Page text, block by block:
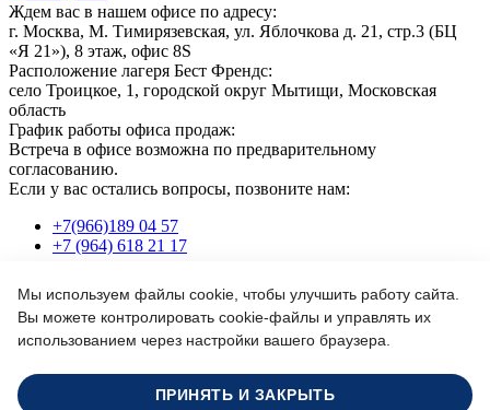
Ждем вас в нашем офисе по адресу:
г. Москва, М. Тимирязевская, ул. Яблочкова д. 21, стр.3 (БЦ
«Я 21»), 8 этаж, офис 8S
Расположение лагеря Бест Френдс:
село Троицкое, 1, городской округ Мытищи, Московская
область
График работы офиса продаж:
Встреча в офисе возможна по предварительному
согласованию.
Если у вас остались вопросы, позвоните нам:
+7(966)189 04 57
+7 (964) 618 21 17
Или пишите нам на почту:
info@bf-camp.ru
Забронировать место
Формируйте заказ сегодня - продадим еще дешевле!
Мы используем файлы cookie, чтобы улучшить работу сайта.
Вы можете контролировать cookie-файлы и управлять их
использованием через настройки вашего браузера.
ПРИНЯТЬ И ЗАКРЫТЬ